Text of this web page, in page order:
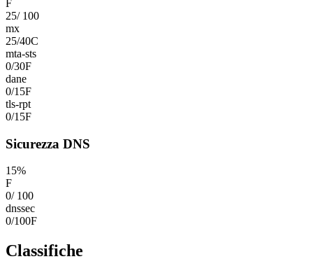
F
25/ 100
mx
25/40C
mta-sts
0/30F
dane
0/15F
tls-rpt
0/15F
Sicurezza DNS
15%
F
0/ 100
dnssec
0/100F
Classifiche